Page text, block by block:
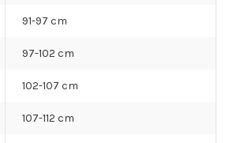
91-97 cm
97-102 cm
102-107 cm
107-112 cm